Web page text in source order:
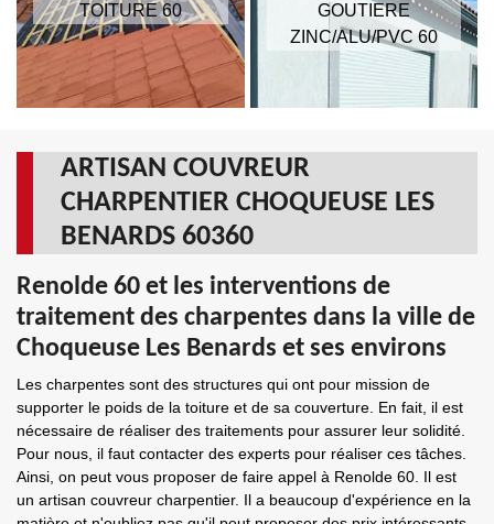
TOITURE 60
GOUTIERE
ZINC/ALU/PVC 60
ARTISAN COUVREUR
CHARPENTIER CHOQUEUSE LES
BENARDS 60360
Renolde 60 et les interventions de
traitement des charpentes dans la ville de
Choqueuse Les Benards et ses environs
Les charpentes sont des structures qui ont pour mission de
supporter le poids de la toiture et de sa couverture. En fait, il est
nécessaire de réaliser des traitements pour assurer leur solidité.
Pour nous, il faut contacter des experts pour réaliser ces tâches.
Ainsi, on peut vous proposer de faire appel à Renolde 60. Il est
un artisan couvreur charpentier. Il a beaucoup d'expérience en la